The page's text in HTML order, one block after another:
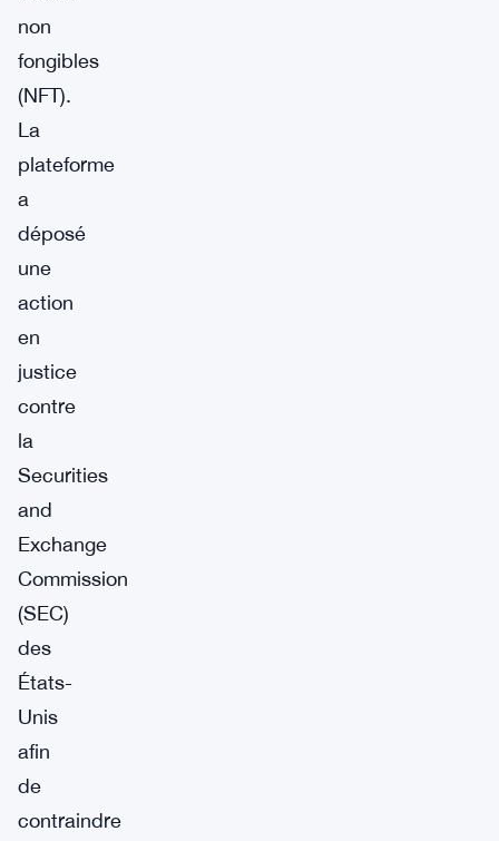
non
fongibles
(NFT).
La
plateforme
a
déposé
une
action
en
justice
contre
la
Securities
and
Exchange
Commission
(SEC)
des
États-
Unis
afin
de
contraindre